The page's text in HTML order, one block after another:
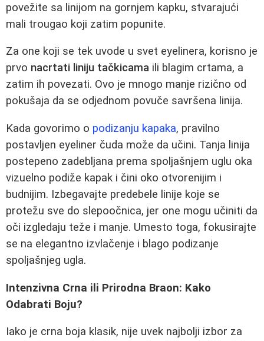
povežite sa linijom na gornjem kapku, stvarajući
mali trougao koji zatim popunite.
Za one koji se tek uvode u svet eyelinera, korisno je
prvo nacrtati liniju tačkicama ili blagim crtama, a
zatim ih povezati. Ovo je mnogo manje rizično od
pokušaja da se odjednom povuče savršena linija.
Kada govorimo o podizanju kapaka, pravilno
postavljen eyeliner čuda može da učini. Tanja linija
postepeno zadebljana prema spoljašnjem uglu oka
vizuelno podiže kapak i čini oko otvorenijim i
budnijim. Izbegavajte predebele linije koje se
protežu sve do slepoočnica, jer one mogu učiniti da
oči izgledaju teže i manje. Umesto toga, fokusirajte
se na elegantno izvlačenje i blago podizanje
spoljašnjeg ugla.
Intenzivna Crna ili Prirodna Braon: Kako
Odabrati Boju?
Iako je crna boja klasik, nije uvek najbolji izbor za